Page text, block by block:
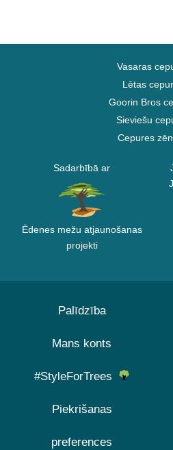
Vasaras
Lētas
Goorin Bros
Sieviešu
Cepures
Sadarbībā ar
Ēdenes mežu atjaunošanas
projekti
Palīdzība
Mans konts
#StyleForTrees
Piekrišanas
preferences